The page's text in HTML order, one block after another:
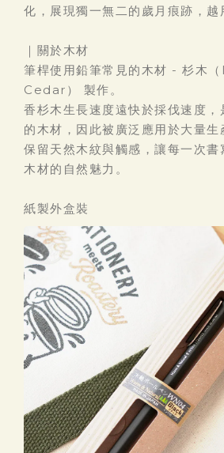
化，展現獨一無二的歲月痕跡，越
｜關於木材
筆桿使用鉛筆常見的木材 - 杉木
Cedar） 製作。
香杉木生長速度遠快於採伐速度，
的木材，因此被廣泛應用於大量生
保留天然木紋與觸感，讓每一次書
木材的自然魅力。
紙製外盒裝